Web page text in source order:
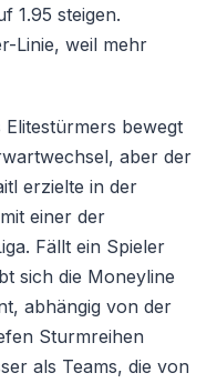
1.95 steigen.
Linie, weil mehr
bewegt
aber der
erzielte in der
einer der
Fällt ein Spieler
sich die Moneyline
abhängig von der
Sturmreihen
als Teams, die von